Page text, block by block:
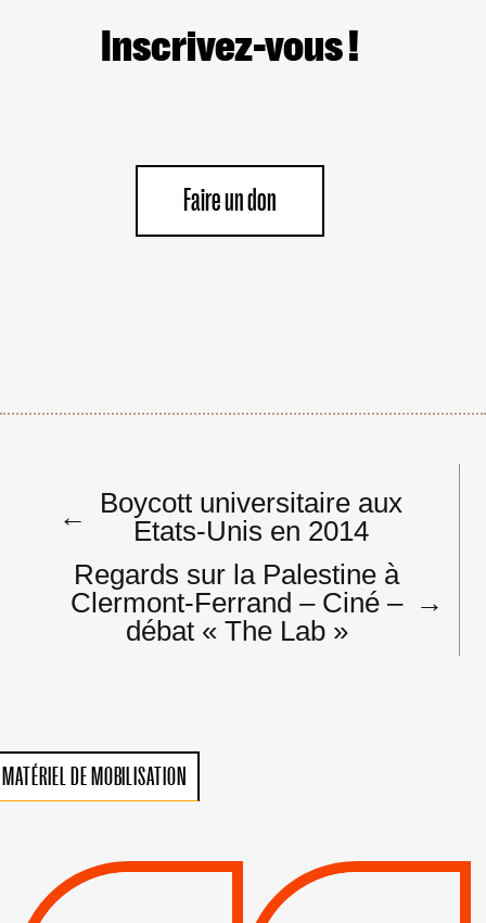
Inscrivez-vous !
Faire un don
Navigation
de
l’article
←
Boycott universitaire aux
Etats-Unis en 2014
Regards sur la Palestine à
Clermont-​​Ferrand – Ciné –
débat « The Lab »
→
MATÉRIEL DE MOBILISATION
VIOLATIONS DES